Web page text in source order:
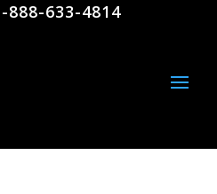
888-633-4814